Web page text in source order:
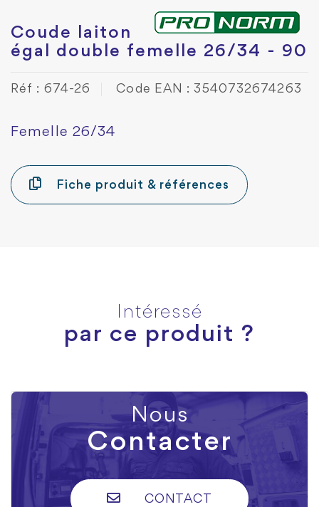
Coude laiton
égal double femelle 26/34 - 90
Réf : 674-26 Code EAN : 3540732674263
Femelle 26/34
Fiche produit & références
Intéressé
par ce produit ?
Nous
Contacter
CONTACT